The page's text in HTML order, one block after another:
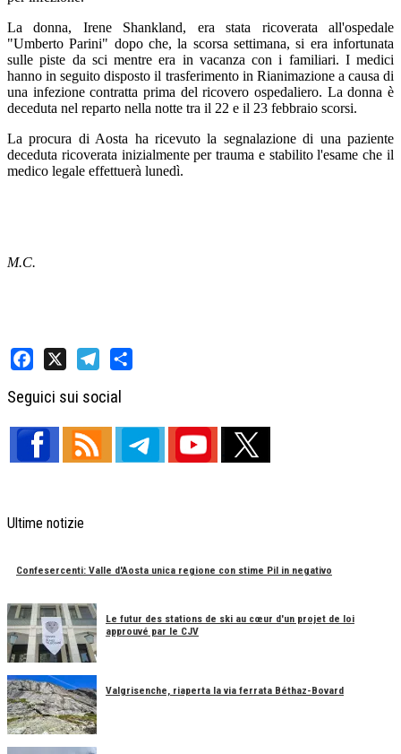
La donna, Irene Shankland, era stata ricoverata all'ospedale
"Umberto Parini" dopo che, la scorsa settimana, si era infortunata
sulle piste da sci mentre era in vacanza con i familiari. I medici
hanno in seguito disposto il trasferimento in Rianimazione a causa di
una infezione contratta prima del ricovero ospedaliero. La donna è
deceduta nel reparto nella notte tra il 22 e il 23 febbraio scorsi.
La procura di Aosta ha ricevuto la segnalazione di una paziente
deceduta ricoverata inizialmente per trauma e stabilito l'esame che il
medico legale effettuerà lunedì.
M.C.
Seguici sui social
Ultime notizie
Confesercenti: Valle d'Aosta unica regione con stime Pil in negativo
Le futur des stations de ski au cœur d'un projet de loi
approuvé par le CJV
Valgrisenche, riaperta la via ferrata Béthaz-Bovard